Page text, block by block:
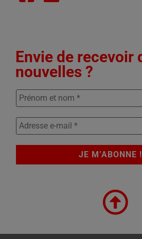
Envie de recevoir
nouvelles ?